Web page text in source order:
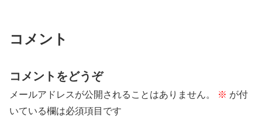
コメント
コメントをどうぞ
メールアドレスが公開されることはありません。 ※ が付
いている欄は必須項目です